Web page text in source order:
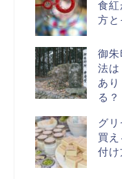
食紅
方と
御
法は
あ
る？
グ
買
付け